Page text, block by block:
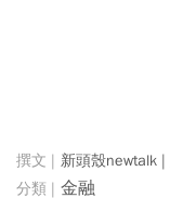
新頭殼newtalk
金融